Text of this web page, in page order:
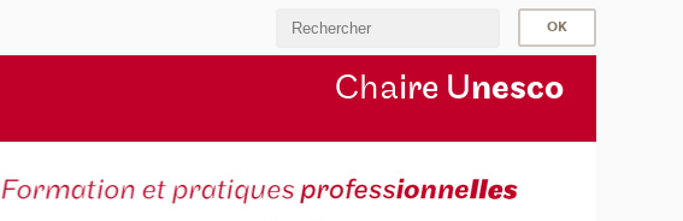
Chaire Unesco